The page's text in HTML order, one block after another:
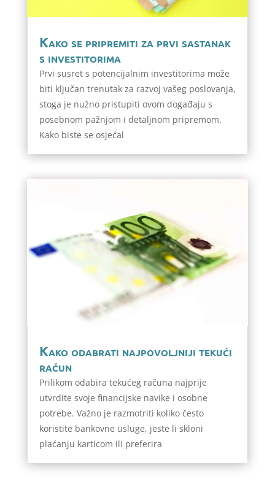
Kako se pripremiti za prvi sastanak
s investitorima
Prvi susret s potencijalnim investitorima može
biti ključan trenutak za razvoj vašeg poslovanja,
stoga je nužno pristupiti ovom događaju s
posebnom pažnjom i detaljnom pripremom.
Kako biste se osjećal
Kako odabrati najpovoljniji tekući
račun
Prilikom odabira tekućeg računa najprije
utvrdite svoje financijske navike i osobne
potrebe. Važno je razmotriti koliko često
koristite bankovne usluge, jeste li skloni
plaćanju karticom ili preferira